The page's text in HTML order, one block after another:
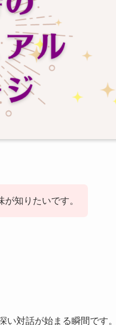
知りたいです。
対話が始まる瞬間です。